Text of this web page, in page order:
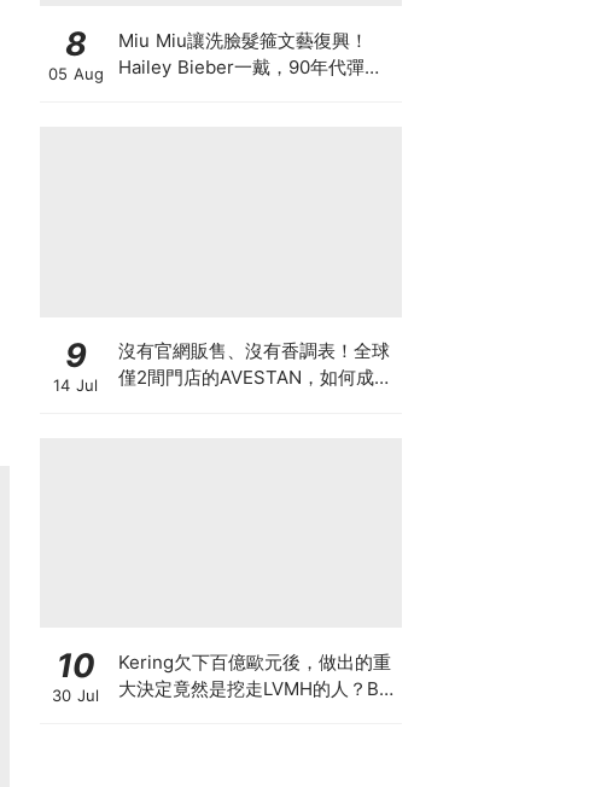
8
05 Aug
Miu Miu讓洗臉髮箍文藝復興！
Hailey Bieber一戴，90年代彈簧
9
14 Jul
沒有官網販售、沒有香調表！全球
僅2間門店的AVESTAN，如何成為
10
30 Jul
Kering欠下百億歐元後，做出的重
大決定竟然是挖走LVMH的人？BV